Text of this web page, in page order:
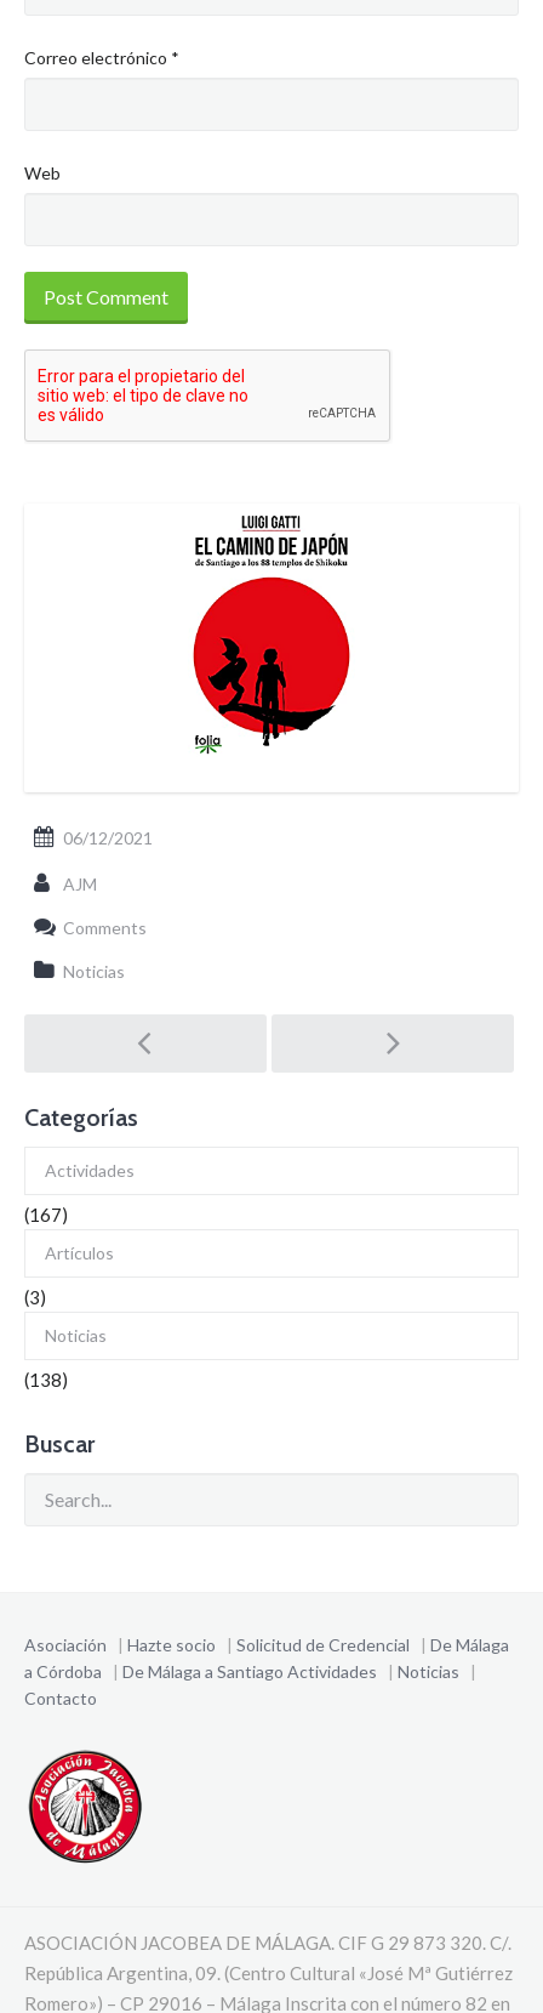
Correo electrónico *
Web
06/12/2021
AJM
Comments
Noticias
Post
navigation
Categorías
Actividades
(167)
Artículos
(3)
Noticias
(138)
Buscar
Asociación | Hazte socio | Solicitud de Credencial | De Málaga
a Córdoba | De Málaga a Santiago Actividades | Noticias |
Contacto
ASOCIACIÓN JACOBEA DE MÁLAGA. CIF G 29 873 320. C/.
República Argentina, 09. (Centro Cultural «José Mª Gutiérrez
Romero») – CP 29016 – Málaga Inscrita con el número 82 en